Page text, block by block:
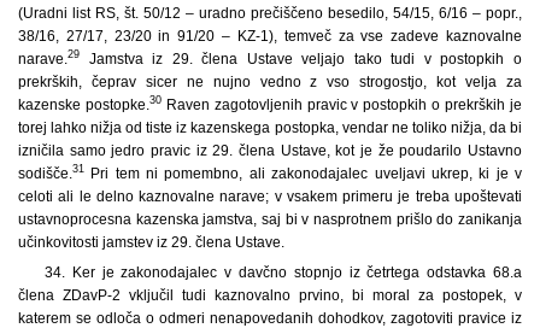
(Uradni list RS, št. 50/12 – uradno prečiščeno besedilo, 54/15, 6/16 – popr.,
38/16, 27/17, 23/20 in 91/20 – KZ-1), temveč za vse zadeve kaznovalne
narave. 29
Jamstva iz 29. člena Ustave veljajo tako tudi v postopkih o
prekrških, čeprav sicer ne nujno vedno z vso strogostjo, kot velja za
kazenske postopke. 30Raven zagotovljenih pravic v postopkih o prekrških je
torej lahko nižja od tiste iz kazenskega postopka, vendar ne toliko nižja, da bi
izničila samo jedro pravic iz 29. člena Ustave, kot je že poudarilo Ustavno
sodišče. 31 Pri tem ni pomembno, ali zakonodajalec uveljavi ukrep, ki je v
celoti ali le delno kaznovalne narave; v vsakem primeru je treba upoštevati
ustavnoprocesna kazenska jamstva, saj bi v nasprotnem prišlo do zanikanja
učinkovitosti jamstev iz 29. člena Ustave.
34. Ker je zakonodajalec v davčno stopnjo iz četrtega odstavka 68.a
člena ZDavP-2 vključil tudi kaznovalno prvino, bi moral za postopek, v
katerem se odloča o odmeri nenapovedanih dohodkov, zagotoviti pravice iz